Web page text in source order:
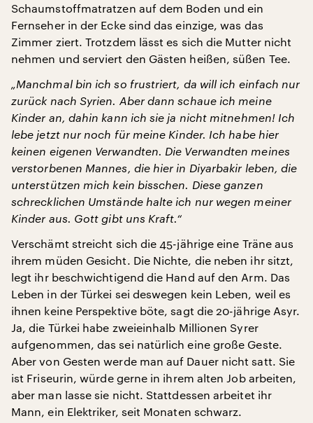
Schaumstoffmatratzen auf dem Boden und ein
Fernseher in der Ecke sind das einzige, was das
Zimmer ziert. Trotzdem lässt es sich die Mutter nicht
nehmen und serviert den Gästen heißen, süßen Tee.
„Manchmal bin ich so frustriert, da will ich einfach nur
zurück nach Syrien. Aber dann schaue ich meine
Kinder an, dahin kann ich sie ja nicht mitnehmen! Ich
lebe jetzt nur noch für meine Kinder. Ich habe hier
keinen eigenen Verwandten. Die Verwandten meines
verstorbenen Mannes, die hier in Diyarbakir leben, die
unterstützen mich kein bisschen. Diese ganzen
schrecklichen Umstände halte ich nur wegen meiner
Kinder aus. Gott gibt uns Kraft.“
Verschämt streicht sich die 45-jährige eine Träne aus
ihrem müden Gesicht. Die Nichte, die neben ihr sitzt,
legt ihr beschwichtigend die Hand auf den Arm. Das
Leben in der Türkei sei deswegen kein Leben, weil es
ihnen keine Perspektive böte, sagt die 20-jährige Asyr.
Ja, die Türkei habe zweieinhalb Millionen Syrer
aufgenommen, das sei natürlich eine große Geste.
Aber von Gesten werde man auf Dauer nicht satt. Sie
ist Friseurin, würde gerne in ihrem alten Job arbeiten,
aber man lasse sie nicht. Stattdessen arbeitet ihr
Mann, ein Elektriker, seit Monaten schwarz.